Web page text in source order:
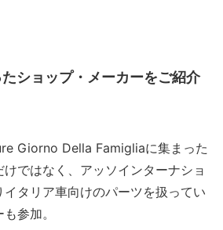
ショップ・メーカーをご紹介
Giorno Della Famigliaに集まった
ではなく、アッソインターナショ
タリア車向けのパーツを扱ってい
参加。